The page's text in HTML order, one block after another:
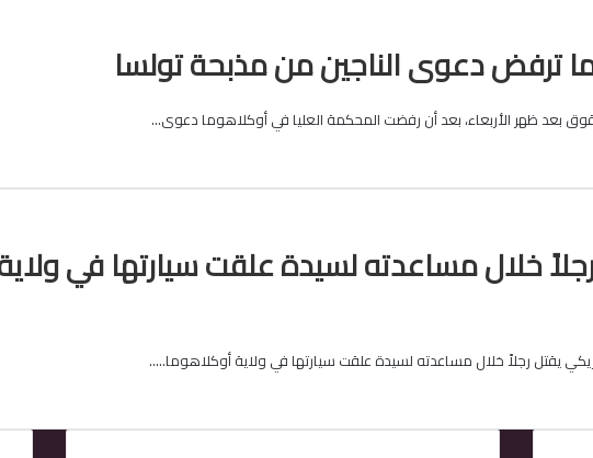
ترفض دعوى الناجين من مذبحة تولسا
بعد ظهر الأربعاء، بعد أن رفضت المحكمة العليا في أوكلاهوما دعوى…
خلال مساعدته لسيدة علقت سيارتها في
يقتل رجلاً خلال مساعدته لسيدة علقت سيارتها في ولاية أوكلاهوما..…